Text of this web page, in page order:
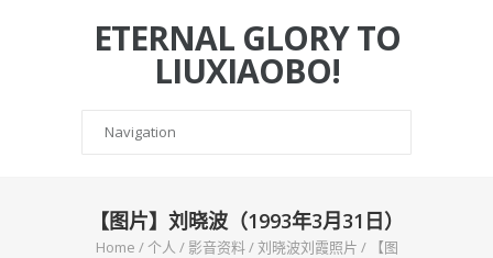
ETERNAL GLORY TO
LIUXIAOBO!
【图片】刘晓波（1993年3月31日）
Home /个人 / 影音资料/刘晓波刘霞照片 /
【图